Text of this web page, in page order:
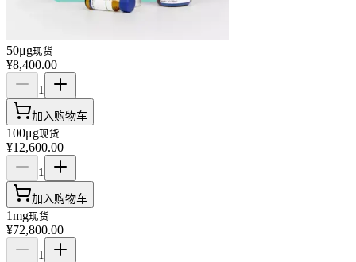
50μg现货
¥8,400.00
1
加入购物车
100μg现货
¥12,600.00
1
加入购物车
1mg现货
¥72,800.00
1